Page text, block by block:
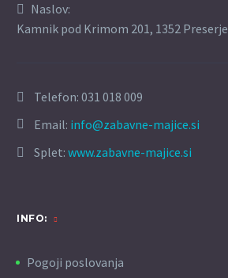
Naslov:
Kamnik pod Krimom 201, 1352 Preserje
Telefon: 031 018 009
Email: info@zabavne-majice.si
Splet: www.zabavne-majice.si
INFO:
Pogoji poslovanja